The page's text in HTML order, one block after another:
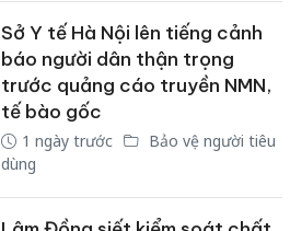
Sở Y tế Hà Nội lên tiếng cảnh
báo người dân thận trọng
trước quảng cáo truyền NMN,
tế bào gốc
1 ngày trước
Bảo vệ người tiêu
dùng